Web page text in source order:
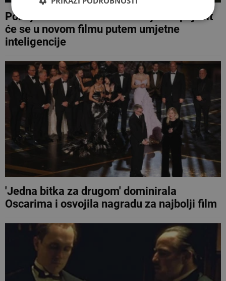
Pokojna američka filmska zvijezda pojavit
će se u novom filmu putem umjetne
inteligencije
'Jedna bitka za drugom' dominirala
Oscarima i osvojila nagradu za najbolji film